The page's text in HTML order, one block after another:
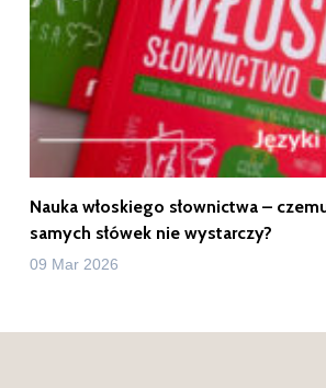
Nauka włoskiego słownictwa –
samych słówek nie wystarczy?
09 Mar 2026